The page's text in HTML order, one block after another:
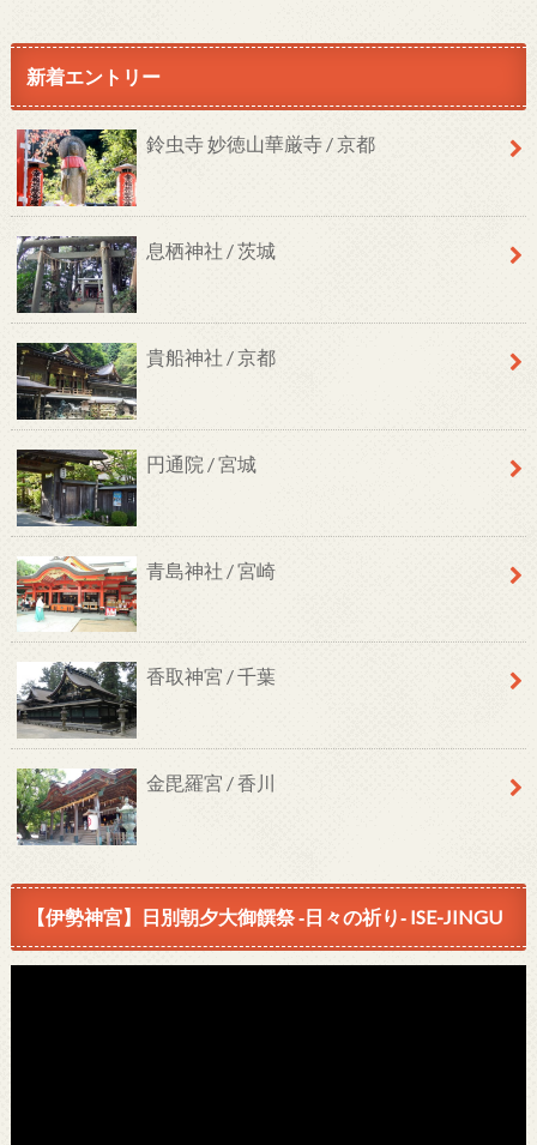
新着エントリー
鈴虫寺 妙徳山華厳寺 / 京都
息栖神社 / 茨城
貴船神社 / 京都
円通院 / 宮城
青島神社 / 宮崎
香取神宮 / 千葉
金毘羅宮 / 香川
【伊勢神宮】日別朝夕大御饌祭 ‐日々の祈り‐ ISE-JINGU